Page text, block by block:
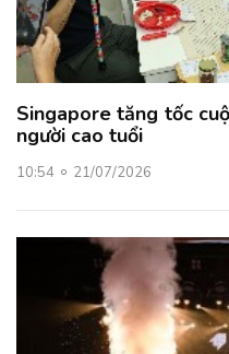
Singapore tăng tốc
người cao tuổi
10:54 21/07/2026